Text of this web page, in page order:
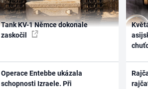
Tank KV-1 Němce dokonale
zaskočil
Operace Entebbe ukázala
schopnosti Izraele. Při